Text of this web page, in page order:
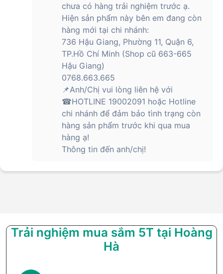
chưa có hàng trải nghiệm trước ạ.
Hiện sản phẩm này bên em đang còn
hàng mới tại chi nhánh:
736 Hậu Giang, Phường 11, Quận 6,
TP.Hồ Chí Minh (Shop cũ 663-665
Hậu Giang)
0768.663.665
📌Anh/Chị vui lòng liên hệ với
☎HOTLINE 19002091 hoặc Hotline
chi nhánh để đảm bảo tình trạng còn
hàng sản phẩm trước khi qua mua
hàng ạ!
Thông tin đến anh/chị!
Trải nghiệm mua sắm 5T tại Hoàng
Hà